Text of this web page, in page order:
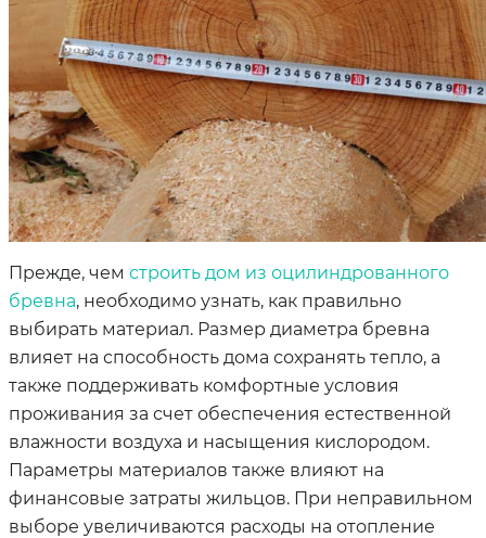
Прежде, чем строить дом из оцилиндрованного
бревна, необходимо узнать, как правильно
выбирать материал. Размер диаметра бревна
влияет на способность дома сохранять тепло, а
также поддерживать комфортные условия
проживания за счет обеспечения естественной
влажности воздуха и насыщения кислородом.
Параметры материалов также влияют на
финансовые затраты жильцов. При неправильном
выборе увеличиваются расходы на отопление